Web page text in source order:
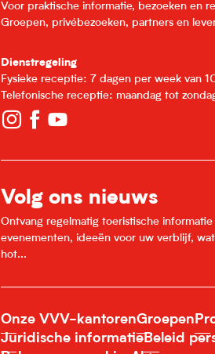
Voor praktische informatie, bezoeken en
Groepen, privébezoeken, partners en
Dienstregeling
Fysieke receptie: 7 dagen per week van
Telefonische receptie: maandag tot
Volg ons nieuws
Ontvang regelmatig toeristische informatie
evenementen, ideeën voor uw verblijf,
hot...
Onze VVV-kantorenGroepen
Juridische informatieBeleid